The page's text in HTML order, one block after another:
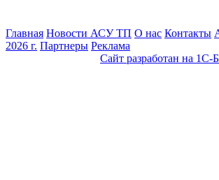
Главная Новости АСУ ТП О нас Контакты
2026 г. Партнеры Реклама
Сайт разработан на 1С-